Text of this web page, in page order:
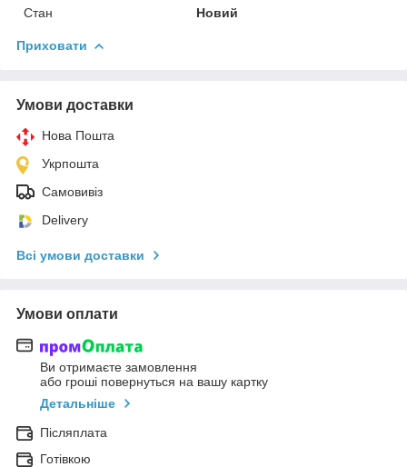
Стан
Новий
Приховати
Умови доставки
Нова Пошта
Укрпошта
Самовивіз
Delivery
Всі умови доставки
Умови оплати
Ви отримаєте замовлення
або гроші повернуться на вашу картку
Детальніше
Післяплата
Готівкою